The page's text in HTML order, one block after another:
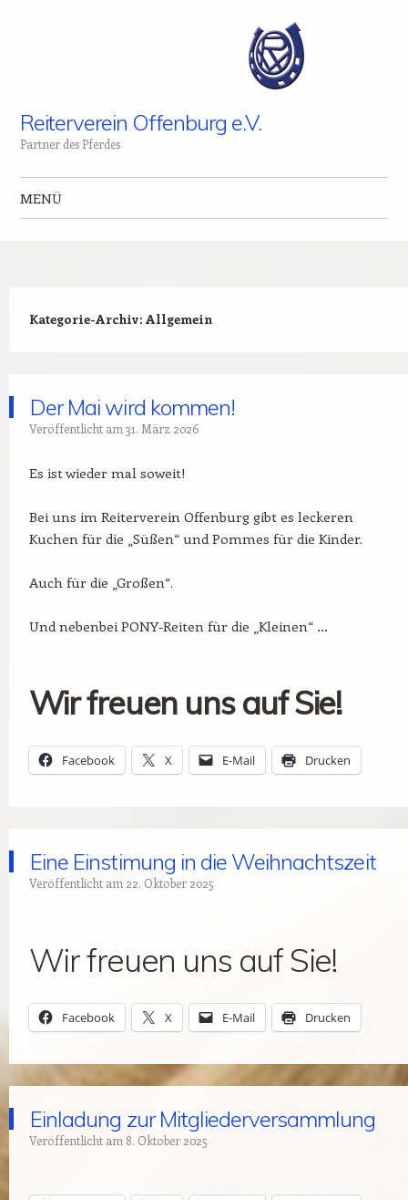
Reiterverein Offenburg e.V.
Partner des Pferdes
MENÜ
Kategorie-Archiv: Allgemein
Der Mai wird kommen!
Veröffentlicht am 31. März 2026
Es ist wieder mal soweit!
Bei uns im Reiterverein Offenburg gibt es leckeren
Kuchen für die „Süßen“ und Pommes für die Kinder.
Auch für die „Großen“.
Und nebenbei PONY-Reiten für die „Kleinen“ …
Wir freuen uns auf Sie!
Facebook X E-Mail Drucken
Eine Einstimung in die Weihnachtszeit
Veröffentlicht am 22. Oktober 2025
Wir freuen uns auf Sie!
Facebook X E-Mail Drucken
Einladung zur Mitgliederversammlung
Veröffentlicht am 8. Oktober 2025